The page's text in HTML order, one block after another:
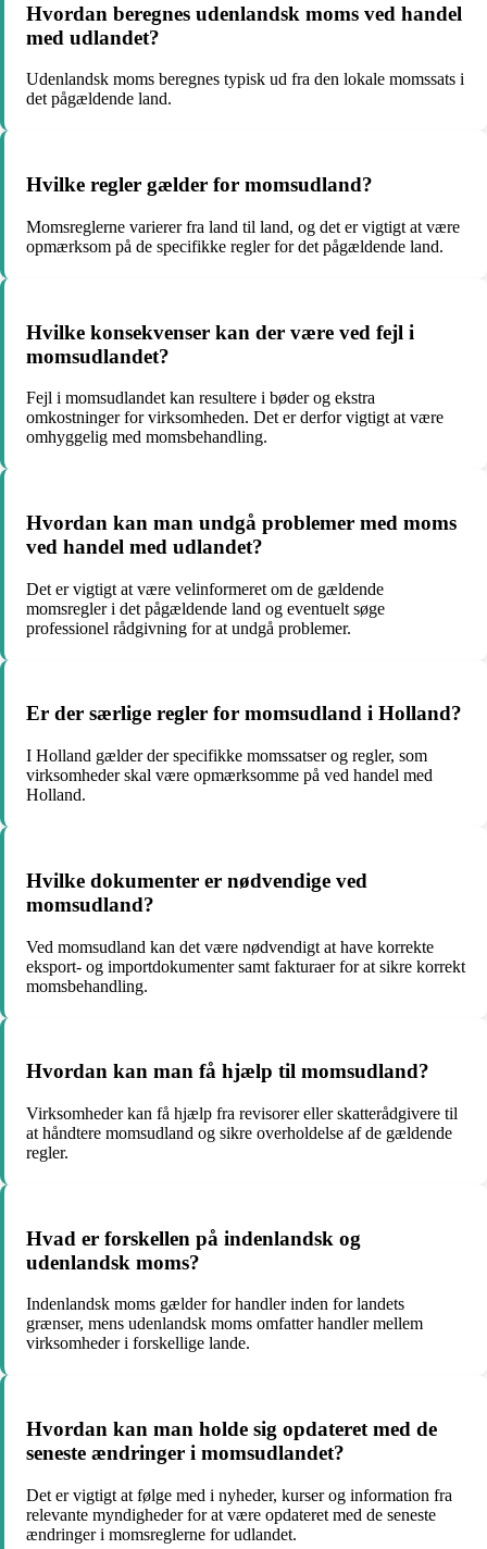
Hvordan beregnes udenlandsk moms ved handel
med udlandet?
Udenlandsk moms beregnes typisk ud fra den lokale momssats i
det pågældende land.
Hvilke regler gælder for momsudland?
Momsreglerne varierer fra land til land, og det er vigtigt at være
opmærksom på de specifikke regler for det pågældende land.
Hvilke konsekvenser kan der være ved fejl i
momsudlandet?
Fejl i momsudlandet kan resultere i bøder og ekstra
omkostninger for virksomheden. Det er derfor vigtigt at være
omhyggelig med momsbehandling.
Hvordan kan man undgå problemer med moms
ved handel med udlandet?
Det er vigtigt at være velinformeret om de gældende
momsregler i det pågældende land og eventuelt søge
professionel rådgivning for at undgå problemer.
Er der særlige regler for momsudland i Holland?
I Holland gælder der specifikke momssatser og regler, som
virksomheder skal være opmærksomme på ved handel med
Holland.
Hvilke dokumenter er nødvendige ved
momsudland?
Ved momsudland kan det være nødvendigt at have korrekte
eksport- og importdokumenter samt fakturaer for at sikre korrekt
momsbehandling.
Hvordan kan man få hjælp til momsudland?
Virksomheder kan få hjælp fra revisorer eller skatterådgivere til
at håndtere momsudland og sikre overholdelse af de gældende
regler.
Hvad er forskellen på indenlandsk og
udenlandsk moms?
Indenlandsk moms gælder for handler inden for landets
grænser, mens udenlandsk moms omfatter handler mellem
virksomheder i forskellige lande.
Hvordan kan man holde sig opdateret med de
seneste ændringer i momsudlandet?
Det er vigtigt at følge med i nyheder, kurser og information fra
relevante myndigheder for at være opdateret med de seneste
ændringer i momsreglerne for udlandet.